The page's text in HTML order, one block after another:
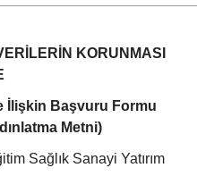
KORUNMASI
İlişkin Başvuru Formu
Metni)
Sağlık Sanayi Yatırım